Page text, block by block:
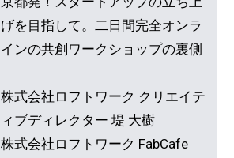
げを目指して。二日間完全オンラ
インの共創ワークショップの裏側
株式会社ロフトワーク クリエイテ
ィブディレクター 堤 大樹
株式会社ロフトワーク FabCafe